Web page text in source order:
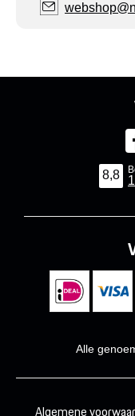
8,8
Alle
Algemene